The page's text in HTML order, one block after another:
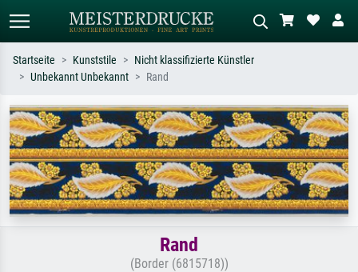
Suchen Sie nach Künstlern, Werktiteln
oder Stilen – z.B. Monet,
Sternennacht, Impressionismus, Welle
Hokusai, Akt.
Beschreiben Sie die Szene – z.B. Grüne
Wiese, Abstrakt mit viel Rot, Dunkles
Ölgemälde, Stehender Akt neben einem
Baum.
Startseite Kunststile
Nicht klassifizierte Künstler
Unbekannt Unbekannt
Rand
Rand
(Border (6815718))